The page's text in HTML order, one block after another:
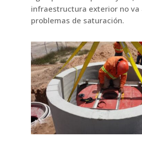
infraestructura exterior no va
problemas de saturación.